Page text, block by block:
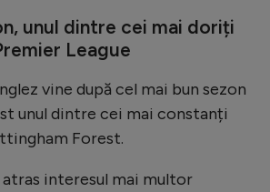
unul dintre cei mai doriți
League
vine după cel mai bun sezon
unul dintre cei mai constanți
Forest.
atras interesul mai multor